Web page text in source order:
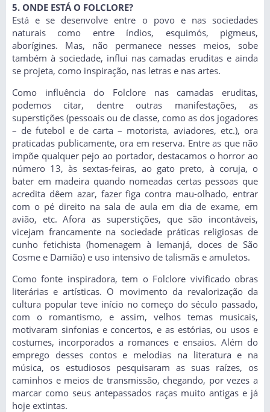
5. ONDE ESTÁ O FOLCLORE?
Está e se desenvolve entre o povo e nas sociedades
naturais como entre índios, esquimós, pigmeus,
aborígines. Mas, não permanece nesses meios, sobe
também à sociedade, influi nas camadas eruditas e ainda
se projeta, como inspiração, nas letras e nas artes.
Como influência do Folclore nas camadas eruditas,
podemos citar, dentre outras manifestações, as
superstições (pessoais ou de classe, como as dos jogadores
– de futebol e de carta – motorista, aviadores, etc.), ora
praticadas publicamente, ora em reserva. Entre as que não
impõe qualquer pejo ao portador, destacamos o horror ao
número 13, às sextas-feiras, ao gato preto, à coruja, o
bater em madeira quando nomeadas certas pessoas que
acredita dêem azar, fazer figa contra mau-olhado, entrar
com o pé direito na sala de aula em dia de exame, em
avião, etc. Afora as superstições, que são incontáveis,
vicejam francamente na sociedade práticas religiosas de
cunho fetichista (homenagem à Iemanjá, doces de São
Cosme e Damião) e uso intensivo de talismãs e amuletos.
Como fonte inspiradora, tem o Folclore vivificado obras
literárias e artísticas. O movimento da revalorização da
cultura popular teve início no começo do século passado,
com o romantismo, e assim, velhos temas musicais,
motivaram sinfonias e concertos, e as estórias, ou usos e
costumes, incorporados a romances e ensaios. Além do
emprego desses contos e melodias na literatura e na
música, os estudiosos pesquisaram as suas raízes, os
caminhos e meios de transmissão, chegando, por vezes a
marcar como seus antepassados raças muito antigas e já
hoje extintas.